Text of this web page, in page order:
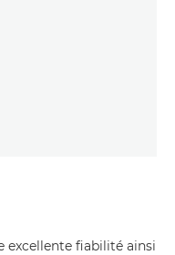
excellente fiabilité ainsi